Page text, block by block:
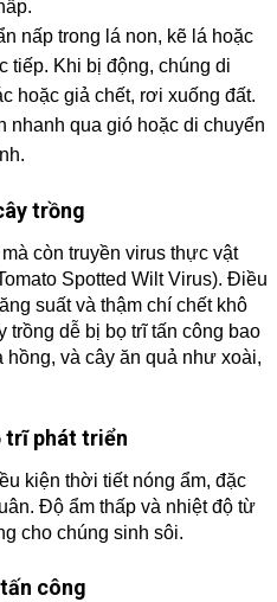
nấp trong lá non, kẽ lá hoặc
tiếp. Khi bị động, chúng di
hoặc giả chết, rơi xuống đất.
nhanh qua gió hoặc di chuyển
trồng
còn truyền virus thực vật
Spotted Wilt Virus). Điều
suất và thậm chí chết khô
trồng dễ bị bọ trĩ tấn công bao
và cây ăn quả như xoài,
trĩ phát triển
kiện thời tiết nóng ẩm, đặc
Độ ẩm thấp và nhiệt độ từ
cho chúng sinh sôi.
công